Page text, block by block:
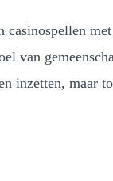
casinospellen
van
inzetten, maar